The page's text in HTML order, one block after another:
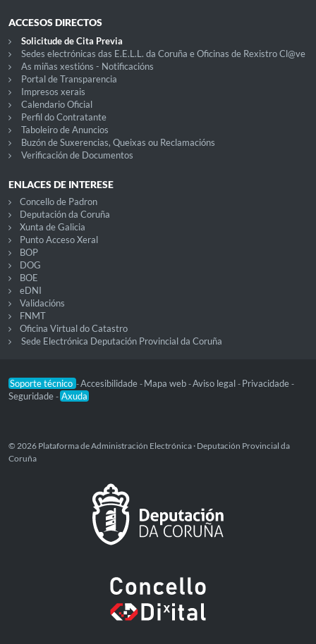
ACCESOS DIRECTOS
Solicitude de Cita Previa
Sedes electrónicas das E.E.L.L. da Coruña e Oficinas de Rexistro Cl@ve
As miñas xestións - Notificacións
Portal de Transparencia
Impresos xerais
Calendario Oficial
Perfil do Contratante
Taboleiro de Anuncios
Buzón de Suxerencias, Queixas ou Reclamacións
Verificación de Documentos
ENLACES DE INTERESE
Concello de Padron
Deputación da Coruña
Xunta de Galicia
Punto Acceso Xeral
BOP
DOG
BOE
eDNI
Validacións
FNMT
Oficina Virtual do Catastro
Sede Electrónica Deputación Provincial da Coruña
Soporte técnico -Accesibilidade - Mapa web -Aviso legal - Privacidade -
Seguridade - Axuda
© 2026 Plataforma de Administración Electrónica · Deputación Provincial da
Coruña